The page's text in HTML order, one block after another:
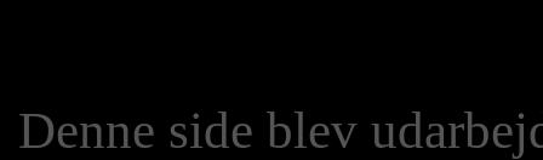
Denne side blev